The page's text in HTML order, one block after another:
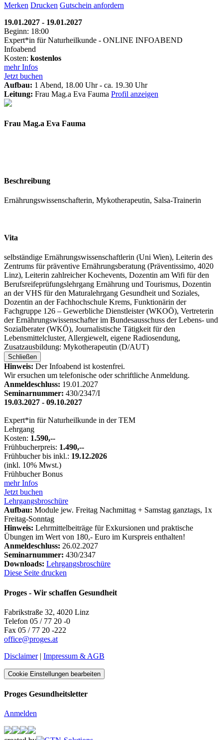
Merken Drucken Gutschein anfordern
19.01.2027 - 19.01.2027
Beginn: 18:00
Expert*in für Naturheilkunde - ONLINE INFOABEND
Infoabend
Kosten: kostenlos
mehr Infos
Jetzt buchen
Aufbau: 1 Abend, 18.00 Uhr - ca. 19.30 Uhr
Leitung: Frau Mag.a Eva Fauma Profil anzeigen
Frau Mag.a Eva Fauma
Beschreibung
Ernährungswissenschafterin, Mykotherapeutin, Salsa-Trainerin
Vita
selbständige Ernährungswissenschaftlerin (Uni Wien), Leiterin des
Zentrums für präventive Ernährungsberatung (Präventissimo, 4020
Linz), Leiterin zahlreicher Kochevents, Dozentin am Wifi für den
Berufsreifeprüfungslehrgang Ernährung und Tourismus, Dozentin
an der VHS für den Maturalehrgang Gesundheit und Soziales,
Dozentin an der Fachhochschule Krems, Funktionärin der
Fachgruppe 126 – Gewerbliche Dienstleister (WKOÖ), Vertreterin
der Ernährungswissenschafter im Bundesausschuss der Lebens- und
Sozialberater (WKÖ), Journalistische Tätigkeit für den
Lebensmittelcluster, Allergiewelt, eigene Radiosendung,
Zusatzausbildung: Mykotherapeutin (D/AUT)
Schließen
Hinweis: Der Infoabend ist kostenfrei.
Wir ersuchen um telefonische oder schriftliche Anmeldung.
Anmeldeschluss: 19.01.2027
Seminarnummer: 430/2347/I
19.03.2027 - 09.10.2027
Expert*in für Naturheilkunde in der TEM
Lehrgang
Kosten: 1.590,--
Frühbucherpreis: 1.490,--
Frühbucher bis inkl.: 19.12.2026
(inkl. 10% Mwst.)
Frühbucher Bonus
mehr Infos
Jetzt buchen
Lehrgangsbroschüre
Aufbau: Module jew. Freitag Nachmittag + Samstag ganztags, 1x
Freitag-Sonntag
Hinweis: Lehrmittelbeiträge für Exkursionen und praktische
Übungen im Wert von 180,- Euro im Kurspreis enthalten!
Anmeldeschluss: 26.02.2027
Seminarnummer: 430/2347
Downloads: Lehrgangsbroschüre
Diese Seite drucken
Proges - Wir schaffen Gesundheit
Fabrikstraße 32, 4020 Linz
Telefon 05 / 77 20 -0
Fax 05 / 77 20 -222
office@proges.at
Disclaimer| Impressum & AGB
Cookie Einstellungen bearbeiten
Proges Gesundheitsletter
Anmelden